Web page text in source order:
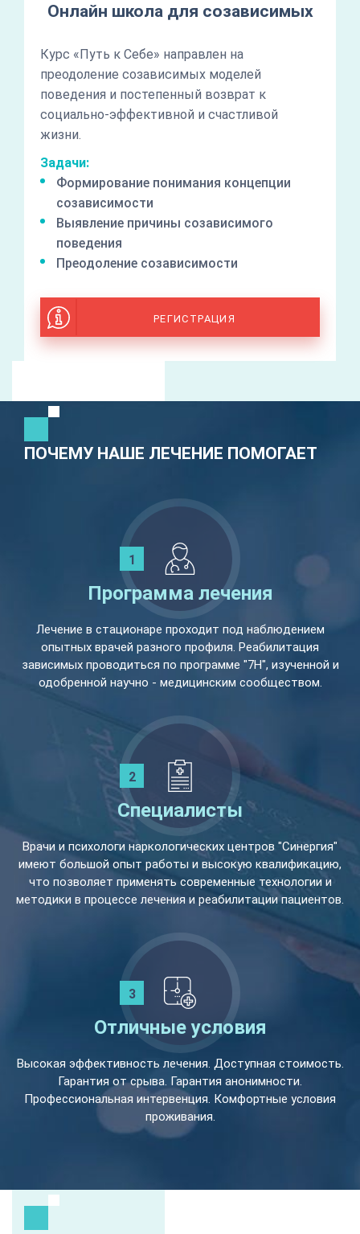
Онлайн школа для созависимых
Курс «Путь к Себе» направлен на
преодоление созависимых моделей
поведения и постепенный возврат к
социально-эффективной и счастливой
жизни.
Задачи:
Формирование понимания концепции
созависимости
Выявление причины созависимого
поведения
Преодоление созависимости
РЕГИСТРАЦИЯ
ПОЧЕМУ НАШЕ ЛЕЧЕНИЕ ПОМОГАЕТ
Программа лечения
Лечение в стационаре проходит под наблюдением
опытных врачей разного профиля. Реабилитация
зависимых проводиться по программе "7Н", изученной и
одобренной научно - медицинским сообществом.
Специалисты
Врачи и психологи наркологических центров "Синергия"
имеют большой опыт работы и высокую квалификацию,
что позволяет применять современные технологии и
методики в процессе лечения и реабилитации пациентов.
Отличные условия
Высокая эффективность лечения. Доступная стоимость.
Гарантия от срыва. Гарантия анонимности.
Профессиональная интервенция. Комфортные условия
проживания.